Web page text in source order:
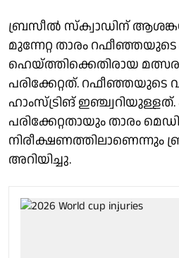
ബ്രസീൽ സ്ക്വാഡിന്
മുന്നേറ്റ താരം റഫീഞ്ഞയുടെ
ഹെയ്‌ത്തിക്കെതിരായ
പരിക്കേറ്റത്. റഫീഞ്ഞയുടെ
ഹാംസ്ട്രിങ് ഇഞ്ച്വറിയുള്ളത്.
പരിക്കേറ്റതായും താരം
അറിയിച്ചു.